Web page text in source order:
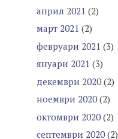
април 2021 (2)
март 2021 (2)
февруари 2021 (3)
януари 2021 (3)
декември 2020 (2)
ноември 2020 (2)
октомври 2020 (2)
септември 2020 (2)